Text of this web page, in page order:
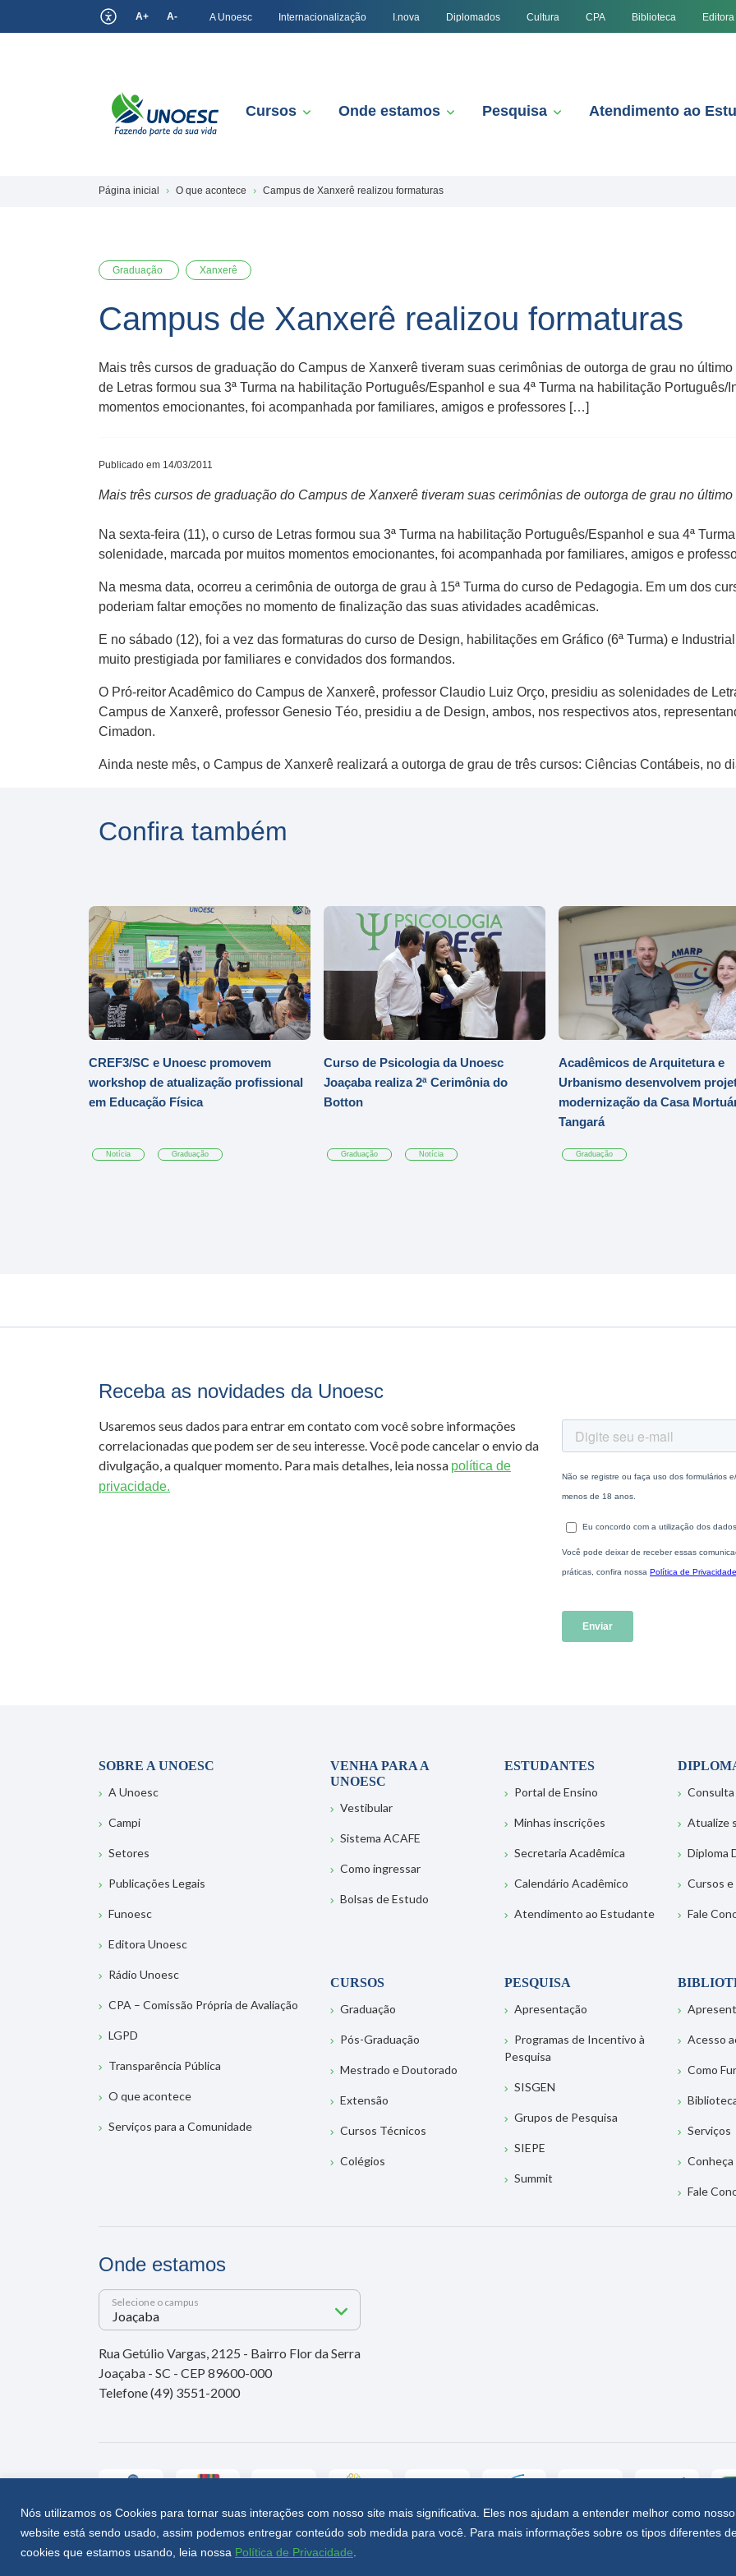
Nós utilizamos os Cookies para tornar suas interações com nosso site mais significativa. Eles nos ajudam a entender melhor como nosso
website está sendo usado, assim podemos entregar conteúdo sob medida para você. Para mais informações sobre os tipos diferentes
cookies que estamos usando, leia nossa Política de Privacidade
A+ A- A Unoesc Internacionalização I.nova Diplomados Cultura CPA Biblioteca Editora
Cursos Onde estamos Pesquisa Atendimento ao
Página inicial O que acontece Campus de Xanxerê realizou formaturas
Graduação Xanxerê
Campus de Xanxerê realizou formaturas
Mais três cursos de graduação do Campus de Xanxerê tiveram suas cerimônias de outorga de grau no
de Letras formou sua 3ª Turma na habilitação Português/Espanhol e sua 4ª Turma na habilitação
momentos emocionantes, foi acompanhada por familiares, amigos e professores […]
Publicado em 14/03/2011
Mais três cursos de graduação do Campus de Xanxerê tiveram suas cerimônias de outorga de grau no
Na sexta-feira (11), o curso de Letras formou sua 3ª Turma na habilitação Português/Espanhol e sua 4ª
solenidade, marcada por muitos momentos emocionantes, foi acompanhada por familiares, amigos e
Na mesma data, ocorreu a cerimônia de outorga de grau à 15ª Turma do curso de Pedagogia. Em um dos
poderiam faltar emoções no momento de finalização das suas atividades acadêmicas.
E no sábado (12), foi a vez das formaturas do curso de Design, habilitações em Gráfico (6ª Turma) e
muito prestigiada por familiares e convidados dos formandos.
O Pró-reitor Acadêmico do Campus de Xanxerê, professor Claudio Luiz Orço, presidiu as solenidades de
Campus de Xanxerê, professor Genesio Téo, presidiu a de Design, ambos, nos respectivos atos,
Cimadon.
Ainda neste mês, o Campus de Xanxerê realizará a outorga de grau de três cursos: Ciências Contábeis, no
Confira também
CREF3/SC e Unoesc promovem
workshop de atualização profissional
em Educação Física
Notícia Graduação
Curso de Psicologia da Unoesc
Joaçaba realiza 2ª Cerimônia do
Botton
Graduação Notícia
Acadêmicos de Arquitetura e
Urbanismo desenvolvem
modernização da Casa
Tangará
Graduação
Receba as novidades da Unoesc
Usaremos seus dados para entrar em contato com você sobre informações
correlacionadas que podem ser de seu interesse. Você pode cancelar o envio da
divulgação, a qualquer momento. Para mais detalhes, leia nossa política de
privacidade.
SOBRE A UNOESC
A Unoesc
Campi
Setores
Publicações Legais
Funoesc
Editora Unoesc
Rádio Unoesc
CPA – Comissão Própria de Avaliação
LGPD
Transparência Pública
O que acontece
Serviços para a Comunidade
VENHA PARA A
UNOESC
Vestibular
Sistema ACAFE
Como ingressar
Bolsas de Estudo
ESTUDANTES
Portal de Ensino
Minhas inscrições
Secretaria Acadêmica
Calendário Acadêmico
Atendimento ao Estudante
Consulta
Atualize
Diploma
Cursos
Fale
CURSOS
Graduação
Pós-Graduação
Mestrado e Doutorado
Extensão
Cursos Técnicos
Colégios
PESQUISA
Apresentação
Programas de Incentivo à
Pesquisa
SISGEN
Grupos de Pesquisa
SIEPE
Summit
Acesso
Como
Serviços
Fale
Onde estamos
Selecione o campus
Rua Getúlio Vargas, 2125 - Bairro Flor da Serra
Joaçaba - SC - CEP 89600-000
Telefone (49) 3551-2000
Unoesc © 2026 - Todos os direitos reservados